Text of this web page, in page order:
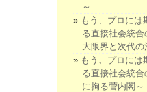
～
もう、プロには
る直接社会統
大限界と次代の
もう、プロには
る直接社会統
に拘る菅内閣～